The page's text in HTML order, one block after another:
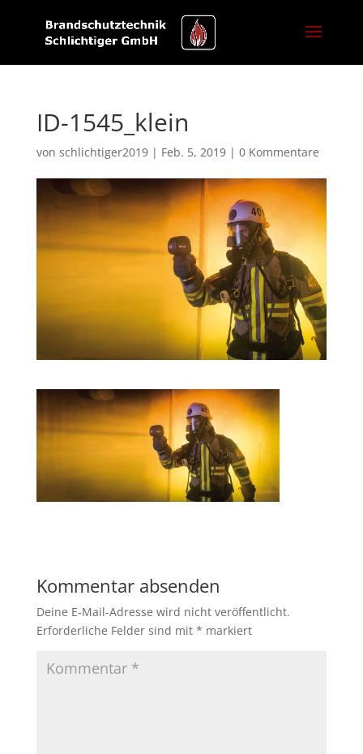
ID-1545_klein
von schlichtiger2019| Feb. 5, 2019| 0 Kommentare
Kommentar absenden
Deine E-Mail-Adresse wird nicht veröffentlicht.
Erforderliche Felder sind mit * markiert